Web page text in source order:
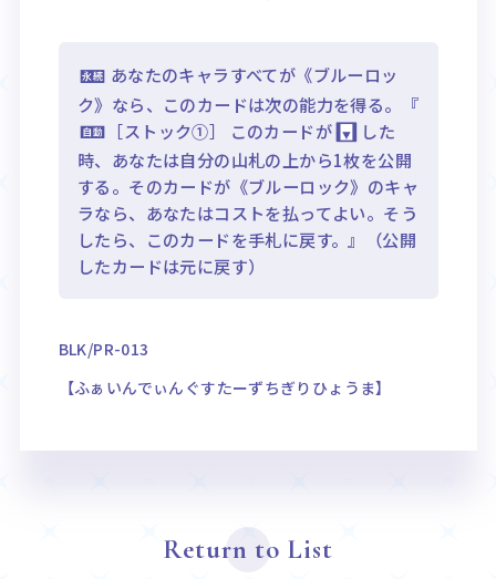
あなたのキャラすべてが《ブルーロッ
ク》なら、このカードは次の能力を得る。『
［ストック①］ このカードが
した
時、あなたは自分の山札の上から1枚を公開
する。そのカードが《ブルーロック》のキャ
ラなら、あなたはコストを払ってよい。そう
したら、このカードを手札に戻す。』（公開
したカードは元に戻す）
BLK/PR-013
【ふぁいんでぃんぐすたーずちぎりひょうま】
Return to List